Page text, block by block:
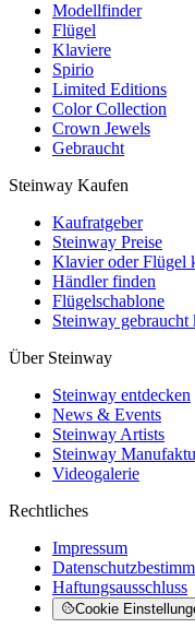
Modellfinder
Flügel
Klaviere
Spirio
Limited Editions
Color Collection
Crown Jewels
Gebraucht
Steinway Kaufen
Kaufratgeber
Steinway Preise
Klavier oder Flügel
Händler finden
Flügelschablone
Steinway gebraucht
Über Steinway
Steinway entdecken
News & Events
Steinway Artists
Steinway
Videogalerie
Rechtliches
Impressum
Haftungsausschluss
Cookie